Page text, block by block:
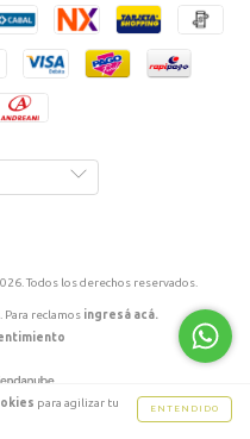
para agilizar tu
ENTENDIDO
Todos los derechos reservados.
Para reclamos ingresá acá.